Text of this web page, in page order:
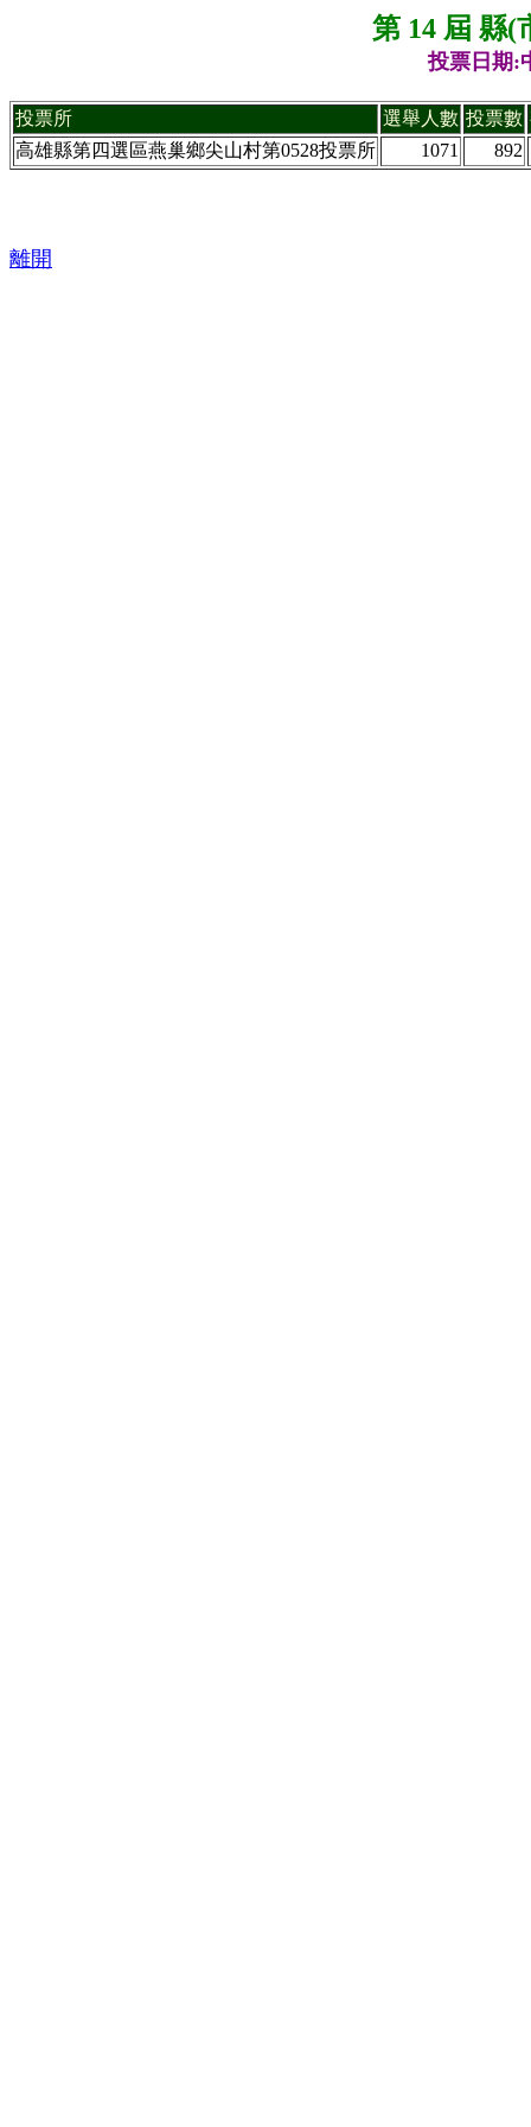
第 14 屆 縣(
投票日期:
投票所 選舉人數 投票數
高雄縣第四選區燕巢鄉尖山村第0528投票所
1071 892
離開